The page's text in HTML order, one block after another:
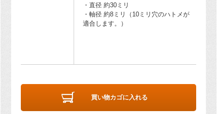
・直径 約30ミリ
・軸径 約8ミリ（10ミリ穴のハトメが
適合します。）
買い物カゴに入れる